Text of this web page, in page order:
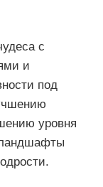
с
и
под
уровня